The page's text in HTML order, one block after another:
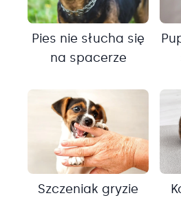
Pies nie słucha się
na spacerze
Szczeniak gryzie